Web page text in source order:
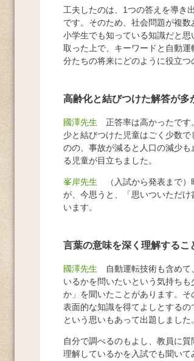
工夫したのは、1つの答えを導き
です。そのため、社会問題が複数
小学生でも知っている知識だと
取った上で、キーワードと自動
分たちの将来にどのように役立つ
高齢化と結びつけた解答が多
國澤先生 正答率は高かったです
少と結びつけた児童はごく少数
のの、事故が減ると人口の減少
る児童が目立ちました。
峯岸先生 （入試から発表まで）
が、今思うと、「思いついただ
います。
言葉の意味を深く理解するこ
國澤先生 自動運転技術も含めて
いるかを問いたいという気持ち
か」を聞いたことがあります。
表面的な知識を得てよしとする
という思いもあって出題しました。
自分で調べるのもよし、教員に
理解しているかを入試でも聞い